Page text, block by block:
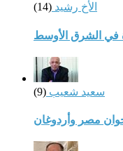
الأخ رشيد (14)
في الشرق الأوسط
سعيد شعيب (9)
مصر وأردوغان